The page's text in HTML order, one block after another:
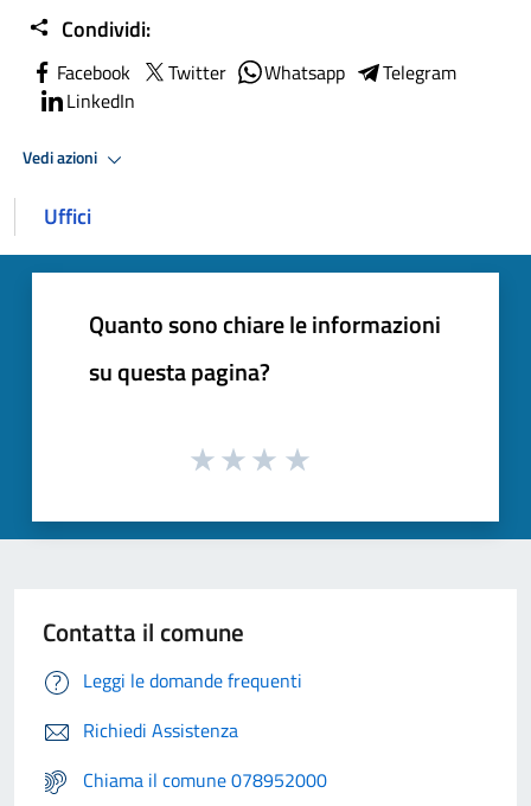
Condividi:
Facebook Twitter Whatsapp
Telegram
LinkedIn
Vedi azioni
Uffici
Quanto sono chiare le informazioni
su questa pagina?
Contatta il comune
Leggi le domande frequenti
Richiedi Assistenza
Chiama il comune 078952000